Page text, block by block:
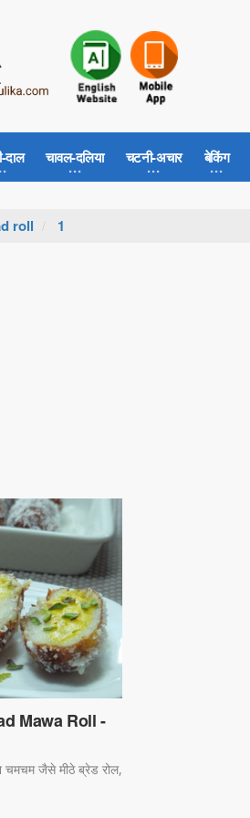
दाल चावल-दलिया चटनी-अचार बेकिंग
roll 1
Mawa Roll -
चमचम जैसे मीठे ब्रेड रोल,